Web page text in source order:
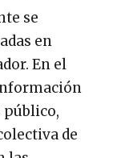
se
en
En el
de